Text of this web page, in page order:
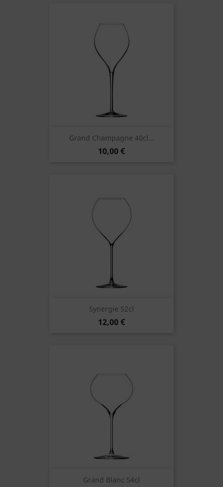
Grand Champagne 40cl...
10,00 €
Synergie 52cl
12,00 €
Grand Blanc 54cl